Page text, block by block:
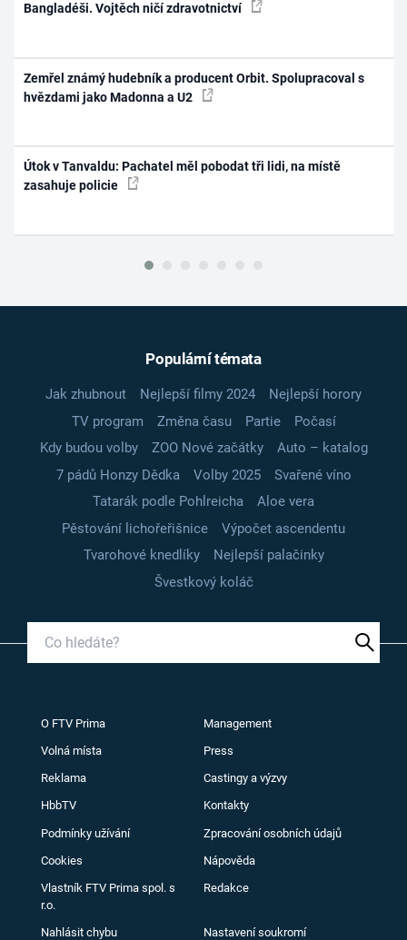
Bangladéši. Vojtěch ničí zdravotnictví
Zemřel známý hudebník a producent Orbit. Spolupracoval s
hvězdami jako Madonna a U2
Útok v Tanvaldu: Pachatel měl pobodat tři lidi, na místě
zasahuje policie
Populární témata
Jak zhubnout Nejlepší filmy 2024
Nejlepší horory
TV program
Změna času Partie
Počasí
Kdy budou volby
ZOO Nové začátky
Auto – katalog
7 pádů Honzy Dědka
Volby 2025
Svařené víno
Tatarák podle Pohlreicha
Aloe vera
Pěstování lichořeřišnice
Výpočet ascendentu
Tvarohové knedlíky
Nejlepší palačinky
Švestkový koláč
O FTV Prima Management
Volná místa Press
Reklama Castingy a výzvy
HbbTV Kontakty
Podmínky užívání Zpracování osobních údajů
Cookies Nápověda
Vlastník FTV Prima spol. s
r.o.
Redakce
Nahlásit chybu Nastavení soukromí